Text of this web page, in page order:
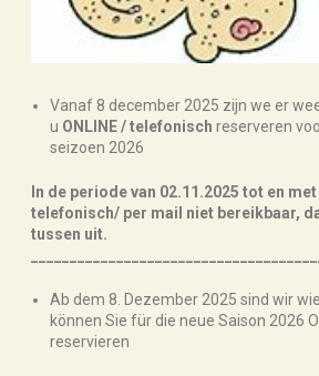
Vanaf 8 december 2025 zijn we er
u ONLINE / telefonisch reserveren
seizoen 2026
In de periode van 02.11.2025 tot en
telefonisch/ per mail niet bereikbaar,
tussen uit.
Ab dem 8. Dezember 2025 sind wir
können Sie für die neue Saison 2026
reservieren